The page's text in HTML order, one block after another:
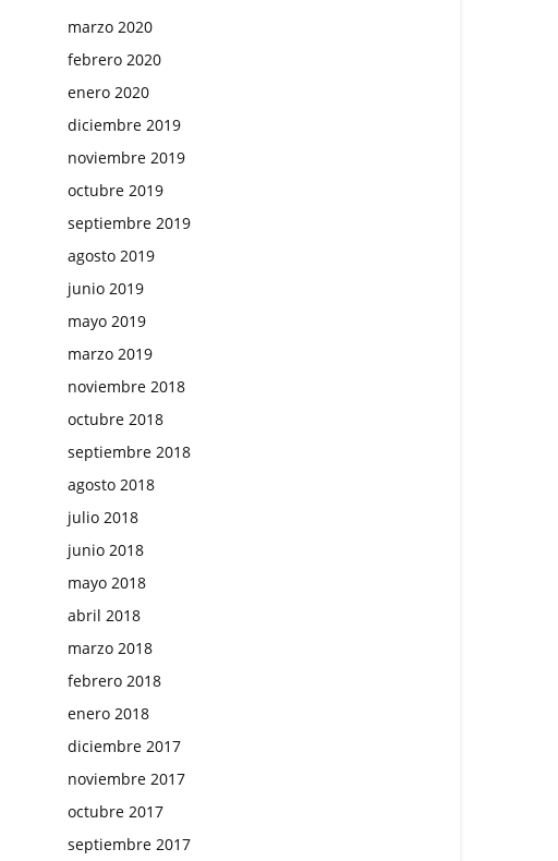
marzo 2020
febrero 2020
enero 2020
diciembre 2019
noviembre 2019
octubre 2019
septiembre 2019
agosto 2019
junio 2019
mayo 2019
marzo 2019
noviembre 2018
octubre 2018
septiembre 2018
agosto 2018
julio 2018
junio 2018
mayo 2018
abril 2018
marzo 2018
febrero 2018
enero 2018
diciembre 2017
noviembre 2017
octubre 2017
septiembre 2017